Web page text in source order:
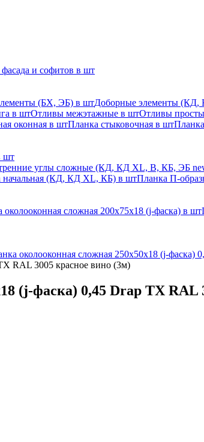
и софитов в шт
(БХ, ЭБ) в штДоборные элементы
в штОтливы межэтажные в штОтливы
оконная в штПланка стыковочная в шт
шт
углы сложные (КД, КД XL, В, КБ, ЭБ
начальная (КД, КД XL, КБ) в штПланка П-
околооконная сложная 200х75х18 (j-фаска) в шт
околооконная сложная 250х50х18 (j-фаска)
RAL 3005 красное вино (3м)
(j-фаска) 0,45 Drap TX RAL